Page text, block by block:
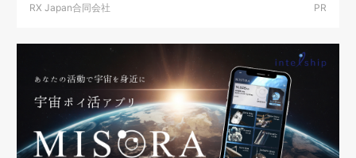
RX Japan合同会社 PR